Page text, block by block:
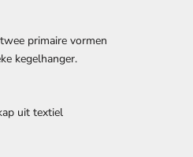
primaire vormen
kegelhanger.
uit textiel